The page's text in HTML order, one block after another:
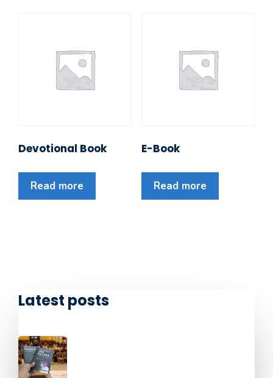
Devotional Book
Read more
E-Book
Read more
Latest posts